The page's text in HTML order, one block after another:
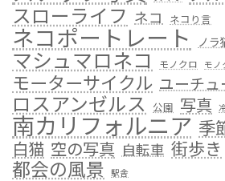
スローライフ ネコ ネコり言
ネコポートレート ノラ
マシュマロネコ モノクロ モノ
モーターサイクル ユーチュ
ロスアンゼルス 公園 写真
南カリフォルニア 季
白猫 空の写真 自転車 街歩き
都会の風景 駅舎